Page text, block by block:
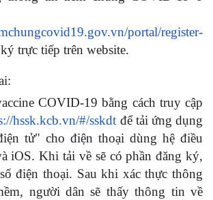
portal/register-
trực tiếp trên website.
COVID-19 bằng cách truy cập
hssk.kcb.vn/#/sskdt để tải ứng dụng
tử" cho điện thoại dùng hệ điều
iOS. Khi tải về sẽ có phần đăng ký,
điện thoại. Sau khi xác thực thông
người dân sẽ thấy thông tin về